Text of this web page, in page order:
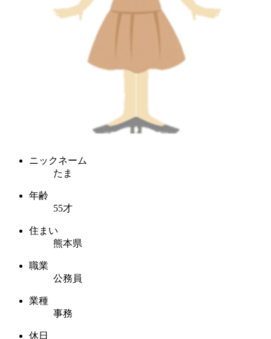
ニックネーム
たま
年齢
55才
住まい
熊本県
職業
公務員
業種
事務
休日